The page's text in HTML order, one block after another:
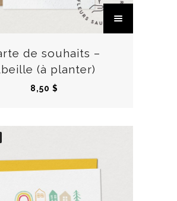
de souhaits –
(à planter)
8,50 $
C
e
p
t